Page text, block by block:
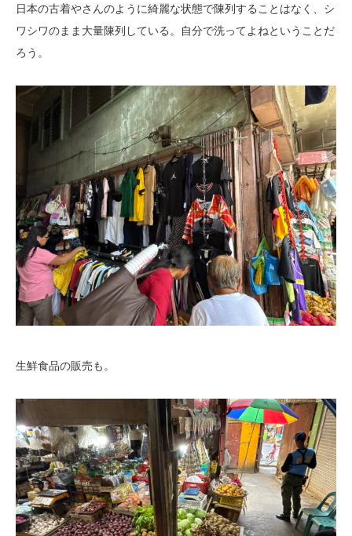
日本の古着やさんのように綺麗な状態で陳列することはなく、シ
ワシワのまま大量陳列している。自分で洗ってよねということだ
ろう。
生鮮食品の販売も。